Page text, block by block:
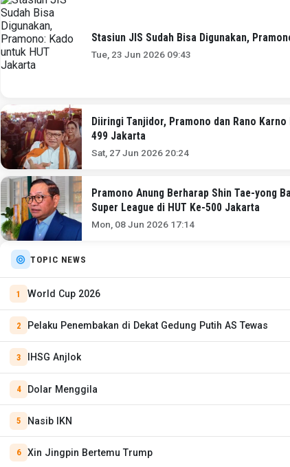
Stasiun JIS Sudah Bisa Digunakan,
Tue, 23 Jun 2026 09:43
Diiringi Tanjidor, Pramono dan Rano
499 Jakarta
Sat, 27 Jun 2026 20:24
Pramono Anung Berharap Shin Tae-yong
Super League di HUT Ke-500 Jakarta
Mon, 08 Jun 2026 17:14
TOPIC NEWS
World Cup 2026
Pelaku Penembakan di Dekat Gedung Putih AS Tewas
IHSG Anjlok
Dolar Menggila
Nasib IKN
Xin Jingpin Bertemu Trump